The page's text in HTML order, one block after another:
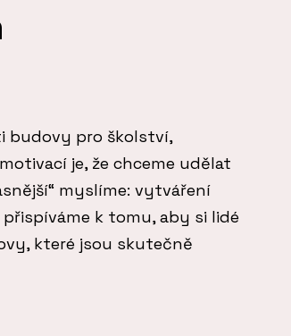
budovy pro školství,
je, že chceme udělat
myslíme: vytváření
k tomu, aby si lidé
které jsou skutečně